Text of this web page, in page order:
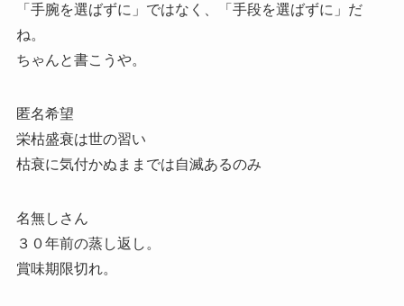
「手腕を選ばずに」ではなく、「手段を選ばずに」だ
ね。
ちゃんと書こうや。
匿名希望
栄枯盛衰は世の習い
枯衰に気付かぬままでは自滅あるのみ
名無しさん
３０年前の蒸し返し。
賞味期限切れ。